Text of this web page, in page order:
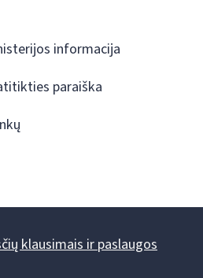
informacija
paraiška
klausimais ir paslaugos